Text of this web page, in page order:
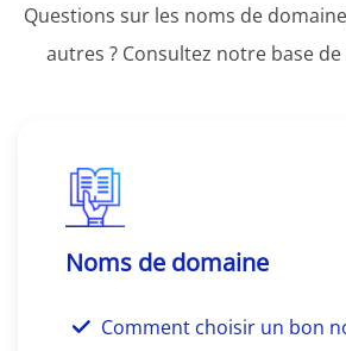
Questions sur les noms de
autres ? Consultez notre base
Noms de domaine
Comment choisir un bon